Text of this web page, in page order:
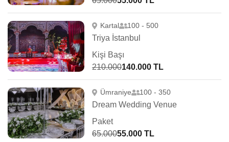
Kartal 100 - 500
Triya İstanbul
Kişi Başı
210.000140.000 TL
Ümraniye 100 - 350
Dream Wedding Venue
Paket
65.00055.000 TL